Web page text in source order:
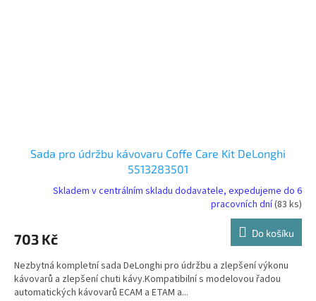
Sada pro údržbu kávovaru Coffe Care Kit DeLonghi
5513283501
Skladem v centrálním skladu dodavatele, expedujeme do 6
pracovních dní(83 ks)
703 Kč Do košíku
Nezbytná kompletní sada DeLonghi pro údržbu a zlepšení výkonu
kávovarů a zlepšení chuti kávy.Kompatibilní s modelovou řadou
automatických kávovarů ECAM a ETAM a...